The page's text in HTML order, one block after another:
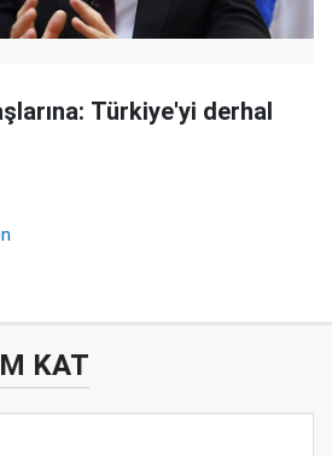
Türkiye'yi derhal
KAT